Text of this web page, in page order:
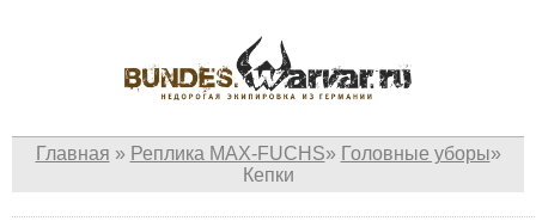
Главная » Реплика MAX-FUCHS» Головные уборы»
Кепки